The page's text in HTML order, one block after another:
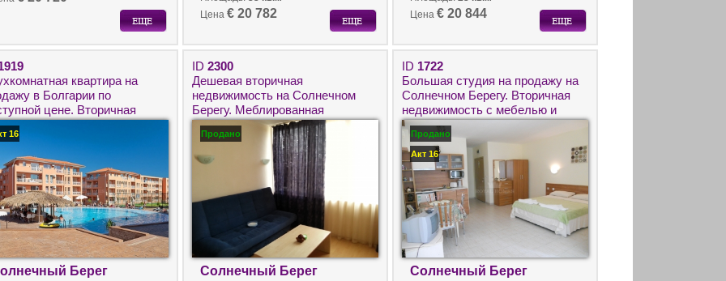
Цена € 20 782
Цена € 20 844
квартира на
в Болгарии по
цене. Вторичная
на Солнечном
16
Берег
ID 2300
Дешевая вторичная
недвижимость на Солнечном
Берегу. Меблированная
двухкомнатная квартира на
продажу в Болгарии.
Продано
Солнечный Берег
ID 1722
Большая студия на продажу на
Солнечном Берегу. Вторичная
недвижимость с мебелью и
техникой.
Продано
Акт 16
Солнечный Берег